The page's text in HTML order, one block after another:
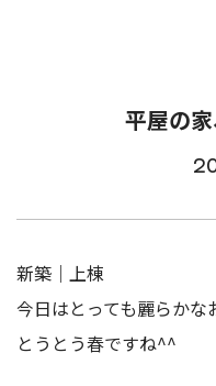
平屋の
新築｜上棟
今日はとっても麗らかな
とうとう春ですね^^